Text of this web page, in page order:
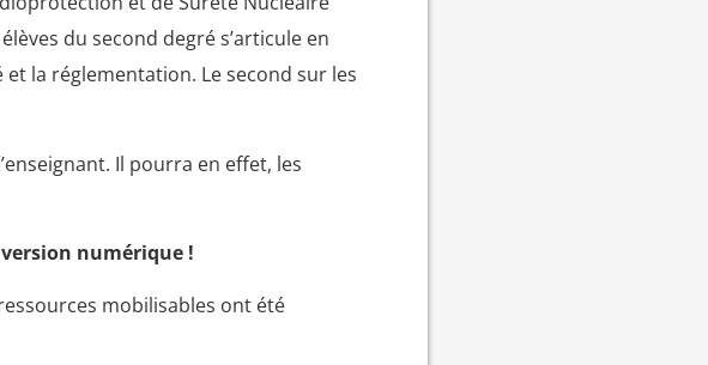
du second degré s’articule en
la réglementation. Le second sur les
Il pourra en effet, les
numérique !
mobilisables ont été